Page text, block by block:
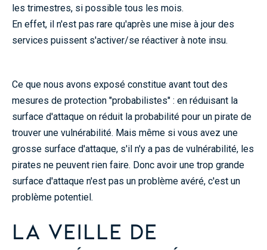
les trimestres, si possible tous les mois.
En effet, il n'est pas rare qu'après une mise à jour des
services puissent s'activer/se réactiver à note insu.
Ce que nous avons exposé constitue avant tout des
mesures de protection "probabilistes" : en réduisant la
surface d'attaque on réduit la probabilité pour un pirate de
trouver une vulnérabilité. Mais même si vous avez une
grosse surface d'attaque, s'il n'y a pas de vulnérabilité, les
pirates ne peuvent rien faire. Donc avoir une trop grande
surface d'attaque n'est pas un problème avéré, c'est un
problème potentiel.
La veille de